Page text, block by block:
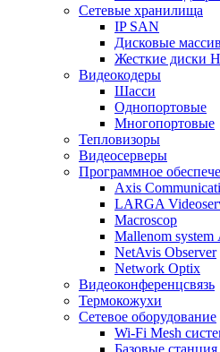
Сетевые хранилища
IP SAN
Дисковые
Жесткие диски
Видеокодеры
Шасси
Однопортовые
Многопортовые
Тепловизоры
Видеосерверы
Программное
Axis
LARGA
Macroscop
Mallenom
NetAvis Observer
Network Optix
Видеоконференцсвязь
Термокожухи
Сетевое оборудование
Wi-Fi Mesh
Базовые